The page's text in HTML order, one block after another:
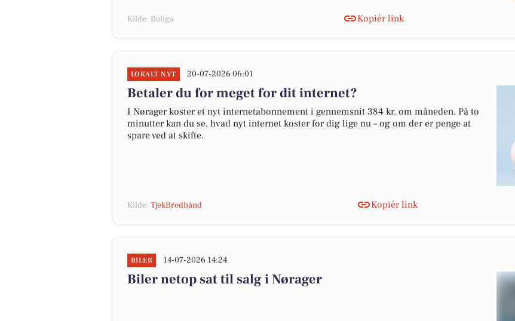
Kilde: Boliga Kopiér link
LOKALT NYT 20-07-2026 06:01
Betaler du for meget for dit internet?
I Nørager koster et nyt internetabonnement i gennemsnit 384 kr. om måneden. På to
minutter kan du se, hvad nyt internet koster for dig lige nu – og om der er penge at
spare ved at skifte.
Kilde: TjekBredbånd Kopiér link
BILER 14-07-2026 14:24
Biler netop sat til salg i Nørager